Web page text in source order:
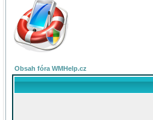
Obsah fóra WMHelp.cz